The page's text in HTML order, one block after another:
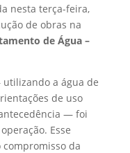
nesta terça-feira,
de obras na
de Água –
a água de
de uso
— foi
Esse
da